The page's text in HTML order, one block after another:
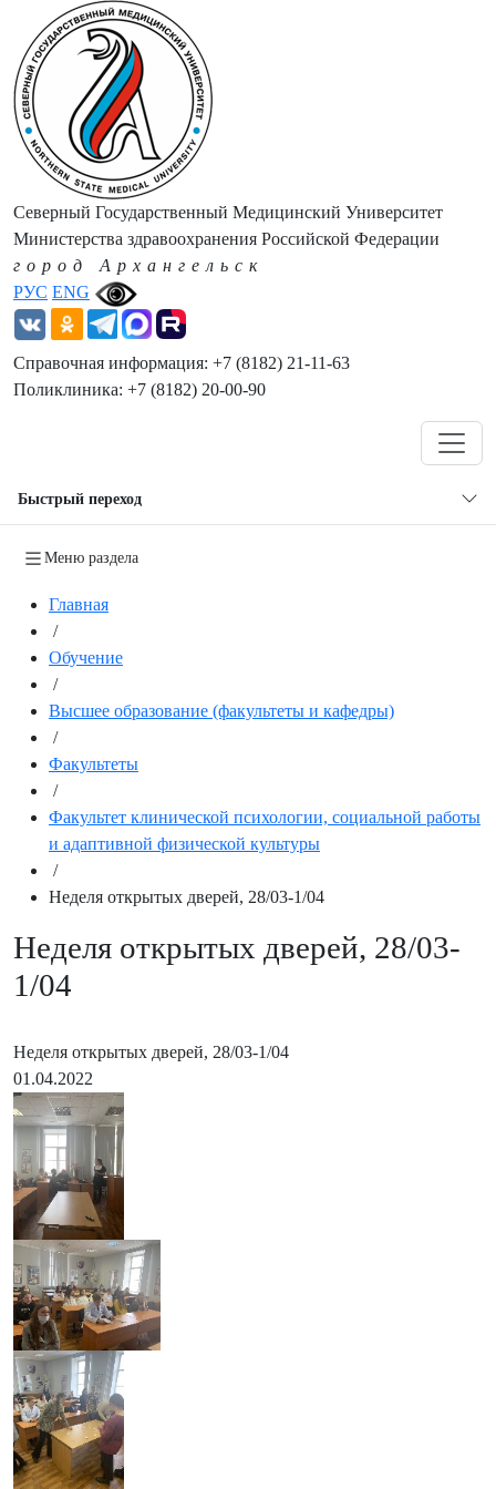
РУС ENG
Северный Государственный Медицинский Университет
Министерства здравоохранения Российской Федерации
город Архангельск
Справочная информация: +7 (8182) 21-11-63
Поликлиника: +7 (8182) 20-00-90
Быстрый переход
Меню раздела
Главная
/
Обучение
/
Высшее образование (факультеты и кафедры)
/
Факультеты
/
Факультет клинической психологии, социальной работы
и адаптивной физической культуры
/
Неделя открытых дверей, 28/03-1/04
Неделя открытых дверей, 28/03-
1/04
Неделя открытых дверей, 28/03-1/04
01.04.2022